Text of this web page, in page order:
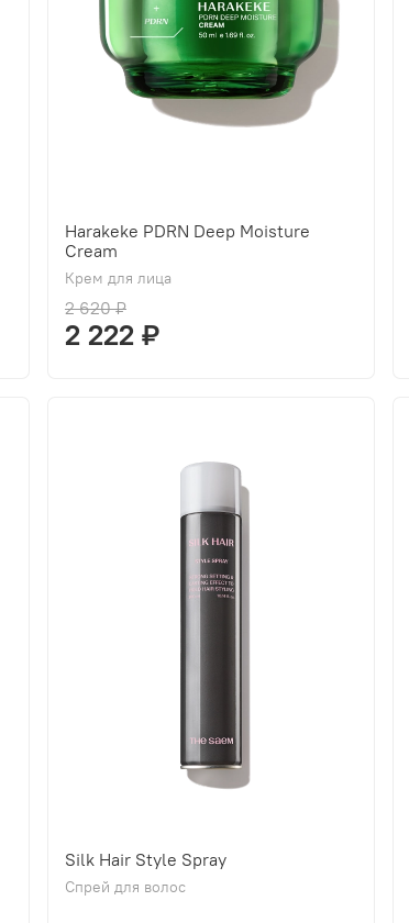
Harakeke PDRN Deep Moisture
Cream
Крем для лица
2 620 ₽
2 222 ₽
Silk Hair Style Spray
Спрей для волос